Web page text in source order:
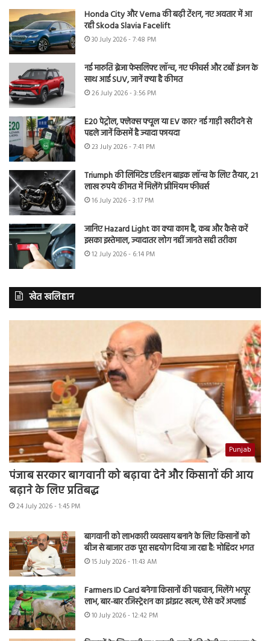
Honda City और Verna की बढ़ी टेंशन, नए अवतार में आ
रही Skoda Slavia Facelift
30 July 2026 - 7:48 PM
नई मारुति ब्रेजा फेसलिफ्ट लॉन्च, नए फीचर्स और टर्बो इंजन के
साथ आई SUV, जानें क्या है कीमत
26 July 2026 - 3:56 PM
E20 पेट्रोल, फ्लेक्स फ्यूल या EV कार? नई गाड़ी खरीदने से
पहले जानें किसमें है ज्यादा फायदा
23 July 2026 - 7:41 PM
Triumph की लिमिटेड एडिशन बाइक लॉन्च के लिए तैयार, 21
लाख रुपये कीमत में मिलेंगे प्रीमियम फीचर्स
16 July 2026 - 3:17 PM
जानिए Hazard Light का क्या काम है, कब और कैसे करें
इसका इस्तेमाल, ज्यादातर लोग नहीं जानते सही तरीका
12 July 2026 - 6:14 PM
खेत खलिहान
Punjab
पंजाब सरकार बागवानी को बढ़ावा देने और किसानों की आय
बढ़ाने के लिए प्रतिबद्ध
24 July 2026 - 1:45 PM
बागवानी को लाभकारी व्यवसाय बनाने के लिए किसानों को
बीज से बाजार तक पूरा सहयोग दिया जा रहा है: मोहिंदर भगत
15 July 2026 - 11:43 AM
Farmers ID Card बनेगा किसानों की पहचान, मिलेंगे भरपूर
लाभ, बार-बार रजिस्ट्रेशन का झंझट खत्म, ऐसे करें अप्लाई
10 July 2026 - 12:42 PM